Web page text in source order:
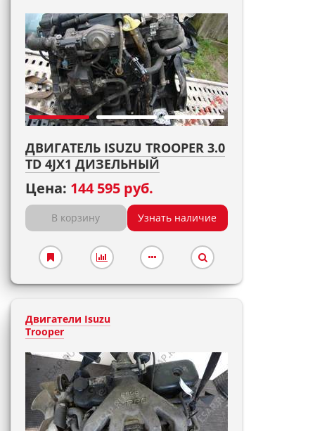
ДВИГАТЕЛЬ ISUZU TROOPER 3.0
TD 4JX1 ДИЗЕЛЬНЫЙ
Цена: 144 595 руб.
В корзину Узнать наличие
Двигатели Isuzu
Trooper